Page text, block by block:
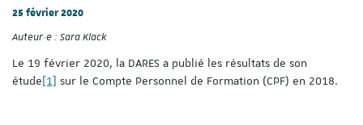
25 février 2020
Auteur·e : Sara Klack
Le 19 février 2020, la DARES a publié les résultats de son
étude[1] sur le Compte Personnel de Formation (CPF) en 2018.